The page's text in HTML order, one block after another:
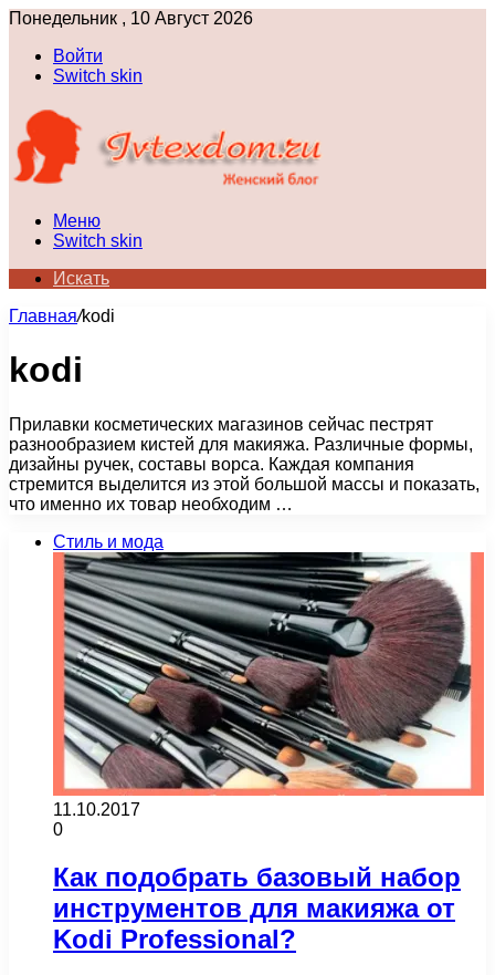
Понедельник , 10 Август 2026
Войти
Switch skin
Меню
Switch skin
Искать
Главная/kodi
kodi
Прилавки косметических магазинов сейчас пестрят
разнообразием кистей для макияжа. Различные формы,
дизайны ручек, составы ворса. Каждая компания
стремится выделится из этой большой массы и показать,
что именно их товар необходим …
Стиль и мода
11.10.2017
0
Как подобрать базовый набор
инструментов для макияжа от
Kodi Professional?